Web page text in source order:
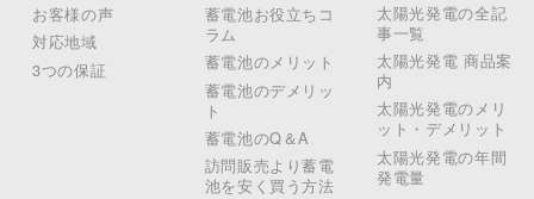
お客様の声
対応地域
3つの保証
蓄電池お役立ちコ
ラム
蓄電池のメリット
蓄電池のデメリッ
ト
蓄電池のQ＆A
訪問販売より蓄電
池を安く買う方法
太陽光発電の全記
事一覧
太陽光発電 商品案
内
太陽光発電のメリ
ット・デメリット
太陽光発電の年間
発電量